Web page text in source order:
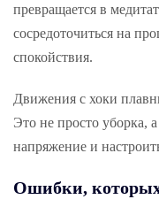
превращается в
сосредоточиться на
спокойствия.
Движения с хоки
Это не просто уборка,
напряжение и
Ошибки, которых